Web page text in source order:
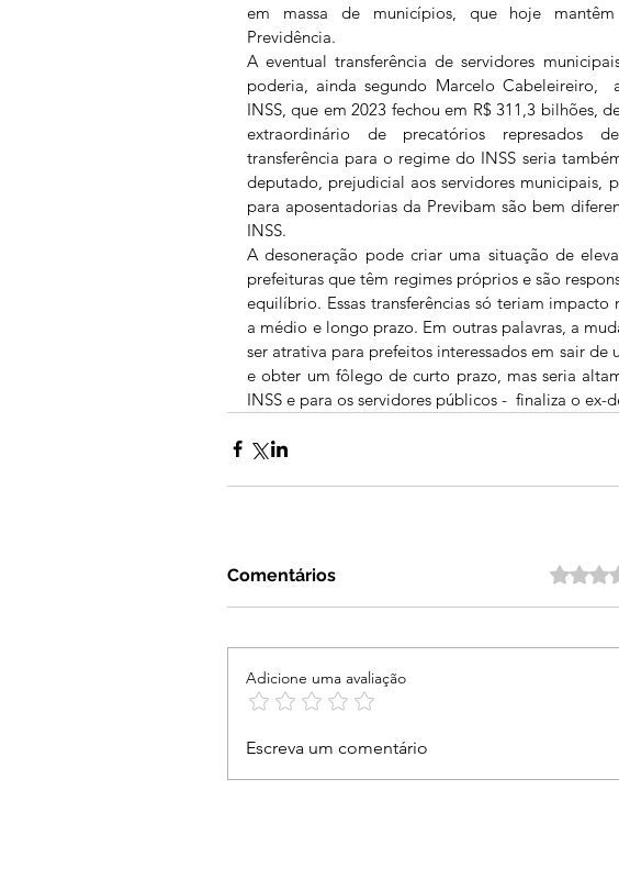
em massa de municípios, que hoje
Previdência.
A eventual transferência de servidores
poderia, ainda segundo Marcelo Cabeleireiro,
INSS, que em 2023 fechou em R$ 311,3 bilhões,
extraordinário de precatórios represados
transferência para o regime do INSS seria
deputado, prejudicial aos servidores municipais,
para aposentadorias da Previbam são bem
INSS.
A desoneração pode criar uma situação de
prefeituras que têm regimes próprios e são
equilíbrio. Essas transferências só teriam
a médio e longo prazo. Em outras palavras, a
ser atrativa para prefeitos interessados em sair de
e obter um fôlego de curto prazo, mas seria
INSS e para os servidores públicos -  finaliza o ex-
Comentários Avaliado
Adicione uma avaliação
Escreva um comentário